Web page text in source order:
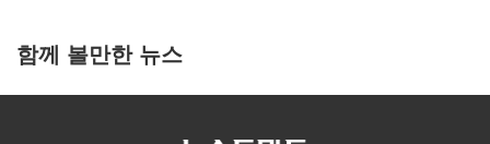
함께 볼만한 뉴스